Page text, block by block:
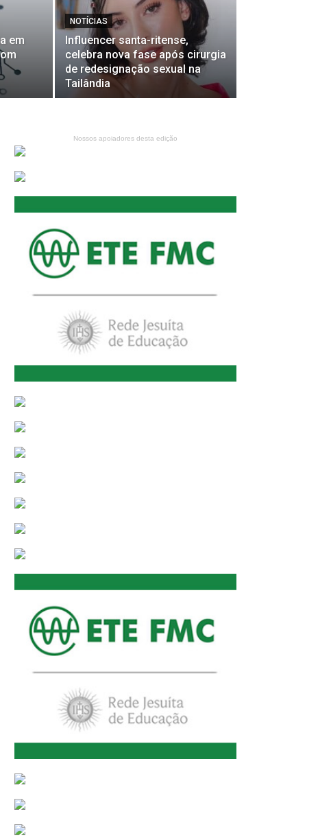
em
NOTÍCIAS
Influencer santa-ritense,
celebra nova fase após cirurgia
de redesignação sexual na
Tailândia
Nossos apoiadores desta edição